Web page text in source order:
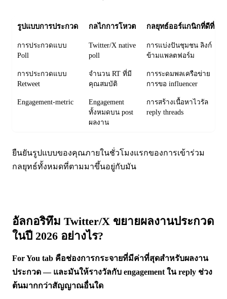
รูปแบบการประกวด กลไกการโหวต กลยุทธ์ออร์แกนิกที่ดีที่สุด
การประกวดแบบ
Poll
Twitter/X native
poll
การแบ่งปันชุมชน ลิงก์
ข้ามแพลตฟอร์ม
การประกวดแบบ
Retweet
จำนวน RT ที่มี
คุณสมบัติ
การระดมพลเครือข่าย
การขอ influencer
Engagement-metric
Engagement
ทั้งหมดบน post
ผลงาน
การสร้างเนื้อหาไวรัล
reply threads
ยืนยันรูปแบบของคุณภายในชั่วโมงแรกของการเข้าร่วม
กลยุทธ์ทั้งหมดที่ตามมาขึ้นอยู่กับมัน
อัลกอริทึม Twitter/X ขยายผลงานประกวด
ในปี 2026 อย่างไร?
For You tab คือช่องการกระจายที่มีค่าที่สุดสำหรับผลงาน
ประกวด — และมันให้รางวัลกับ engagement ใน reply ช่วง
ต้นมากกว่าสัญญาณอื่นใด